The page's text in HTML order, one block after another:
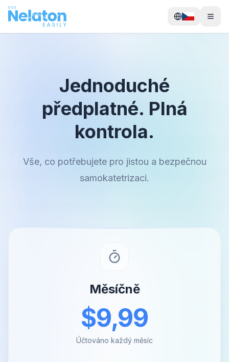
Jednoduché
předplatné. Plná
kontrola.
Vše, co potřebujete pro jistou a bezpečnou
samokatetrizaci.
Měsíčně
$9,99
Účtováno každý měsíc